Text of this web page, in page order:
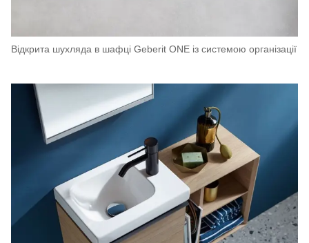
Відкрита шухляда в шафці Geberit ONE із системою організації